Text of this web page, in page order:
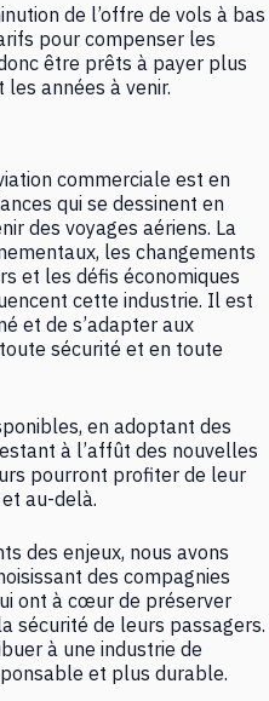
de l’offre de vols à bas
pour compenser les
être prêts à payer plus
années à venir.
commerciale est en
qui se dessinent en
des voyages aériens. La
les changements
et les défis économiques
cette industrie. Il est
et de s’adapter aux
sécurité et en toute
en adoptant des
à l’affût des nouvelles
pourront profiter de leur
au-delà.
des enjeux, nous avons
des compagnies
ont à cœur de préserver
sécurité de leurs passagers.
à une industrie de
et plus durable.